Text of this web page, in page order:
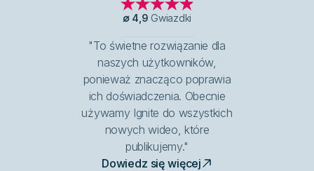
∅ 4,9 Gwiazdki
"To świetne rozwiązanie dla
naszych użytkowników,
ponieważ znacząco poprawia
ich doświadczenia. Obecnie
używamy Ignite do wszystkich
nowych wideo, które
publikujemy."
Dowiedz się więcej